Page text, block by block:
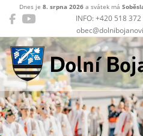
INFO: +420 518
Dnes je 8. srpna 2026a svátek má
Dolní Bojanovice